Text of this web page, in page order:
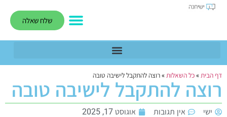
שלח שאלה
דף הבית»כל השאלות»רוצה להתקבל לישיבה טובה
רוצה להתקבל לישיבה טובה
ישי אין תגובות אוגוסט 17, 2025